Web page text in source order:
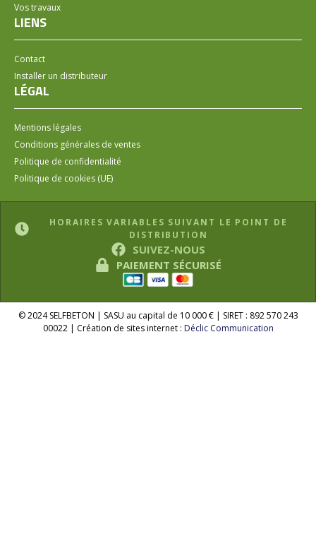
Vos travaux
LIENS
Contact
Installer un distributeur
LÉGAL
Mentions légales
Conditions générales de ventes
Politique de confidentialité
Politique de cookies (UE)
HORAIRES VARIABLES SUIVANT LE POINT DE
DISTRIBUTION
SUIVEZ-NOUS
PAIEMENT SÉCURISÉ
© 2024 SELFBETON | SASU au capital de 10 000 € | SIRET : 892 570 243
00022 | Création de sites internet : Déclic Communication